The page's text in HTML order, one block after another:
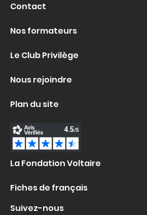
Contact
Nos formateurs
Le Club Privilège
Nous rejoindre
Plan du site
La Fondation Voltaire
Fiches de français
Suivez-nous